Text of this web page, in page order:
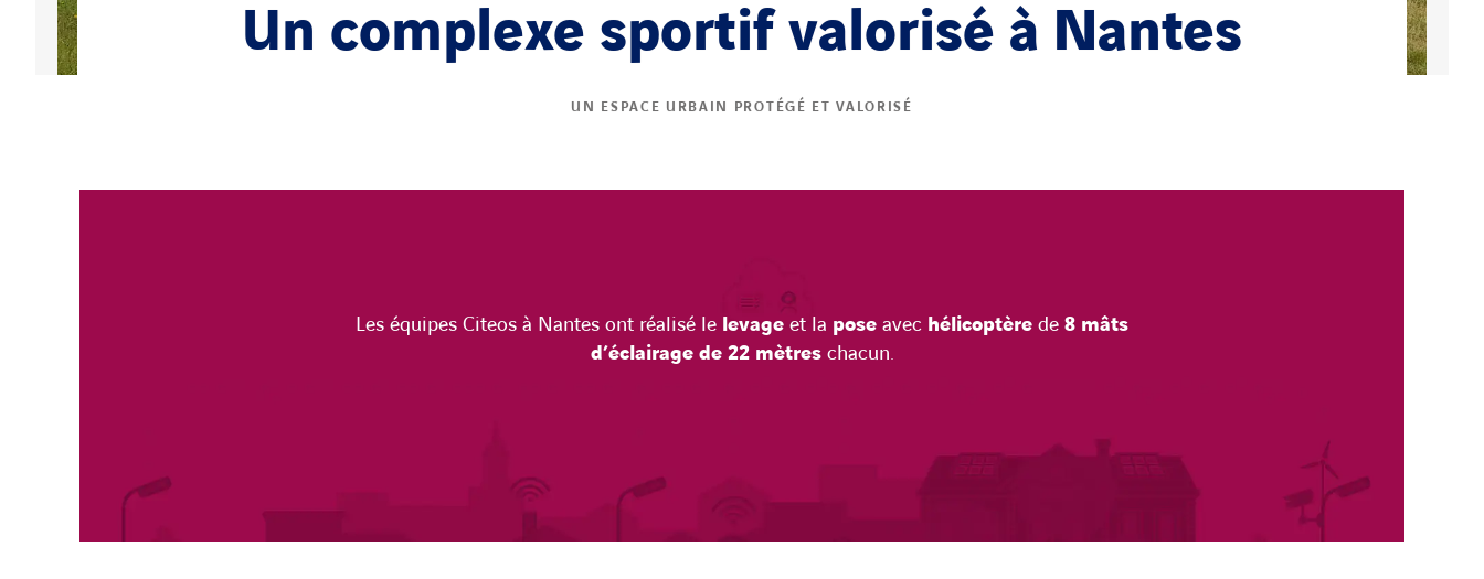
Un complexe sportif valorisé à Nantes
UN ESPACE URBAIN PROTÉGÉ ET VALORISÉ
Les équipes Citeos à Nantes ont réalisé le levage et la pose avec hélicoptère de 8 mâts
d’éclairage de 22 mètreschacun.